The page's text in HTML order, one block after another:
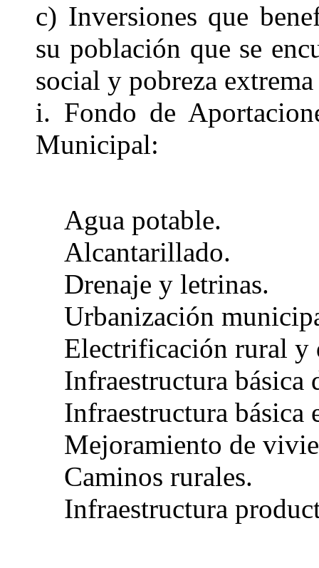
c) Inversiones que
su población que se
social y pobreza
i. Fondo de
Municipal:
Agua potable.
Alcantarillado.
Drenaje y letrinas.
Urbanización
Electrificación rural y
Infraestructura básica
Infraestructura básica
Mejoramiento de
Caminos rurales.
Infraestructura